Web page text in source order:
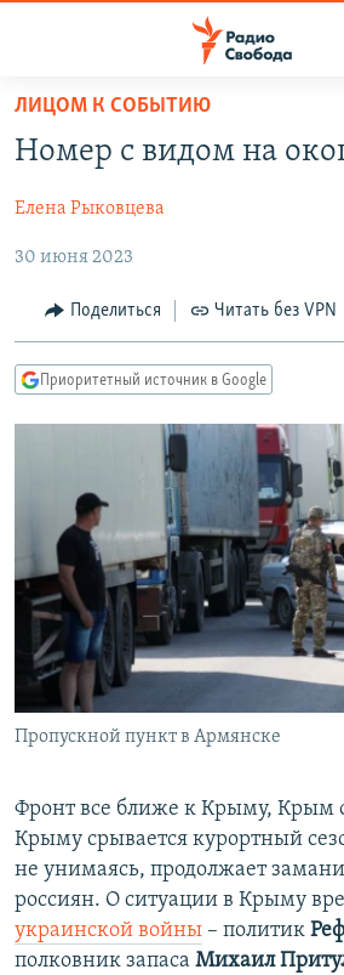
упрощенного
доступа
содержанию
Вернутся
главной
навигации
Вернутся
ПОДКАСТЫ
АВТОРСКИЕ ПРОЕКТЫ
ЦИТАТЫ СВОБОДЫ
МНЕНИЯ
КУЛЬТУРА
IDEL.РЕАЛИИ
КАВКАЗ.РЕАЛИИ
СИБИРЬ.РЕАЛИИ
РАСПИСАНИЕ ВЕЩАНИЯ
ПОДПИШИТЕСЬ НА РАССЫЛКУ
СОЦИАЛЬНЫЕ СЕТИ
Все сайты РСЕ/РС
ЛИЦОМ К СОБЫТИЮ
Номер с видом на
Елена Рыковцева
30 июня 2023
Поделиться Читать без VPN
Приоритетный источник в Google
Пропускной пункт в Армянске
Фронт все ближе к Крыму, Крым
Крыму срывается курортный
не унимаясь, продолжает
россиян. О ситуации в Крыму
украинской войны – политик
полковник запаса Михаил